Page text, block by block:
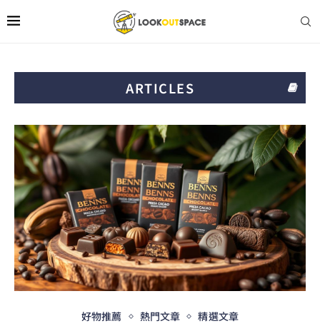
ARTICLES
好物推薦 熱門文章 精選文章